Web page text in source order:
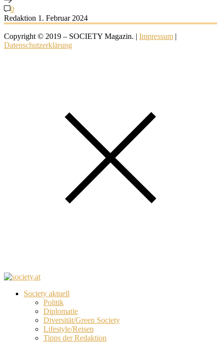
0
Redaktion 1. Februar 2024
Copyright © 2019 – SOCIETY Magazin. | Impressum |
Datenschutzerklärung
Society aktuell
Politik
Diplomatie
Diversität/Green Society
Lifestyle/Reisen
Tipps der Redaktion